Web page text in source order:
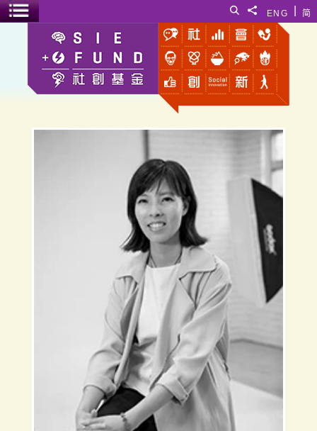
简
ENG
分享給
搜尋
選單開關
老正工作室